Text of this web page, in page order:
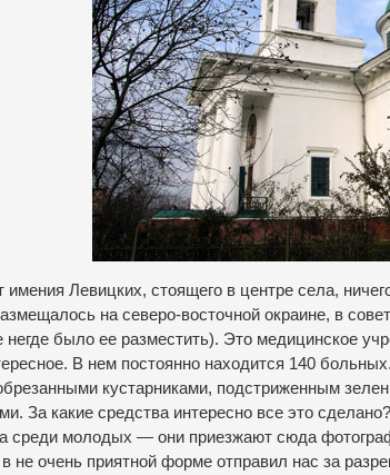
имения Левицких, стоящего в центре села,
на северо-восточной окраине, в
негде было ее разместить). Это медицинское
В нем постоянно находится 140
кустарниками, подстриженным
За какие средства интересно все это
среди молодых — они приезжают сюда
в не очень приятной форме отправил нас за